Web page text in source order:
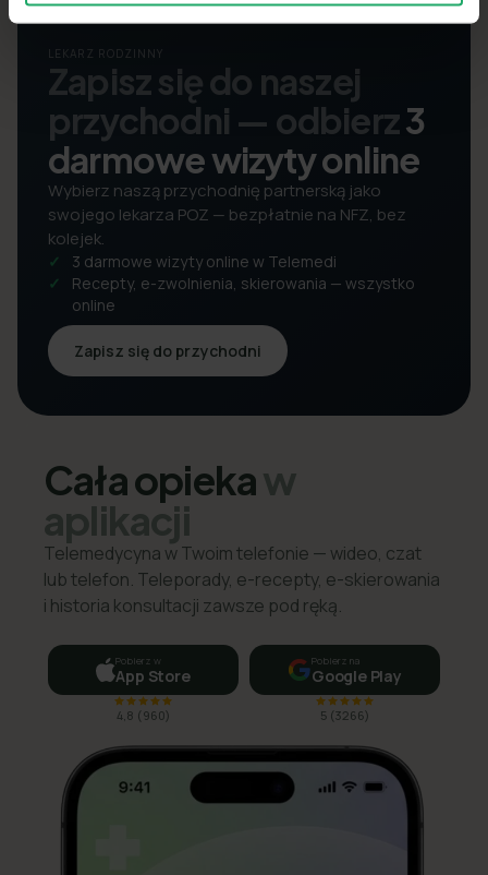
LEKARZ RODZINNY
Zapisz się do naszej
przychodni — odbierz3
darmowe wizyty online
Wybierz naszą przychodnię partnerską jako
swojego lekarza POZ — bezpłatnie na NFZ, bez
kolejek.
3 darmowe wizyty online w Telemedi
Recepty, e-zwolnienia, skierowania — wszystko
online
Zapisz się do przychodni
Cała opiekaw
aplikacji
Telemedycyna w Twoim telefonie — wideo, czat
lub telefon. Teleporady, e-recepty, e-skierowania
i historia konsultacji zawsze pod ręką.
Pobierz w
App Store
4,8 ( 960)
Pobierz na
Google Play
5 (3266)